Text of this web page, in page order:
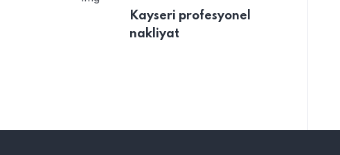
Kayseri profesyonel
nakliyat